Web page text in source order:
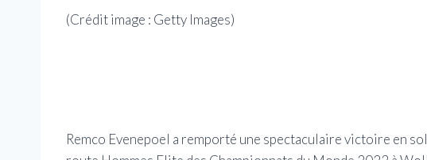
(Crédit image : Getty Images)
Remco Evenepoel a remporté une spectaculaire victoire en